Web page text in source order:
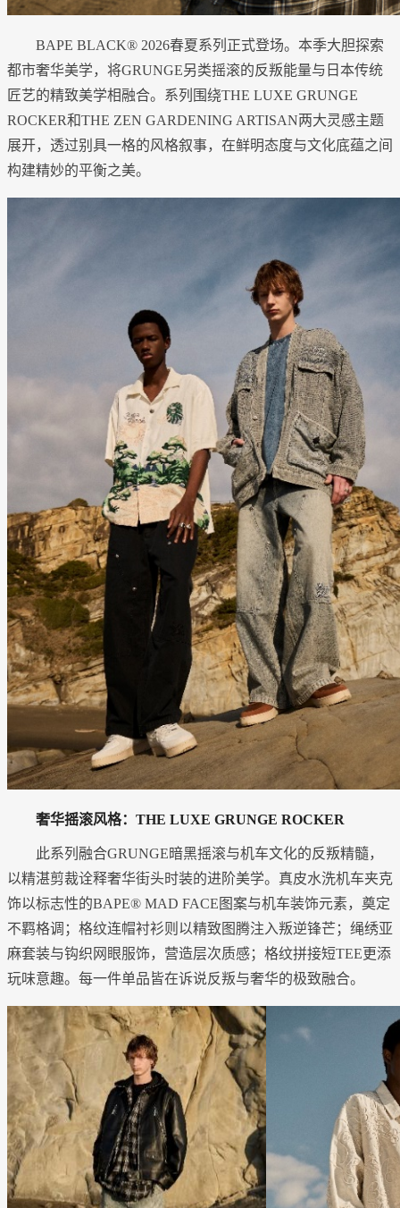
BAPE BLACK® 2026春夏系列正式登场。本季大胆探索
都市奢华美学，将GRUNGE另类摇滚的反叛能量与日本传统
匠艺的精致美学相融合。系列围绕THE LUXE GRUNGE
ROCKER和THE ZEN GARDENING ARTISAN两大灵感主题
展开，透过别具一格的风格叙事，在鲜明态度与文化底蕴之间
构建精妙的平衡之美。
奢华摇滚风格：THE LUXE GRUNGE ROCKER
此系列融合GRUNGE暗黑摇滚与机车文化的反叛精髓，
以精湛剪裁诠释奢华街头时装的进阶美学。真皮水洗机车夹克
饰以标志性的BAPE® MAD FACE图案与机车装饰元素，奠定
不羁格调；格纹连帽衬衫则以精致图腾注入叛逆锋芒；绳绣亚
麻套装与钩织网眼服饰，营造层次质感；格纹拼接短TEE更添
玩味意趣。每一件单品皆在诉说反叛与奢华的极致融合。